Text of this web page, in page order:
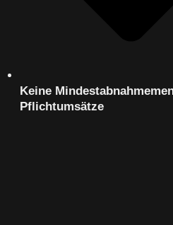
Keine
Pflichtumsätze